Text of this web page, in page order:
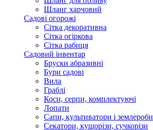
Шланг харчовий
Садові огорожі
Сітка декоративна
Сітка огіркова
Сітка рабиця
Садовий інвентар
Бруски абразивні
Бури садові
Вила
Граблі
Коси, серпи, комплектуючі
Лопати
Сапи, культиватори і землероби
Секатори, кущорізи, сучкорізи